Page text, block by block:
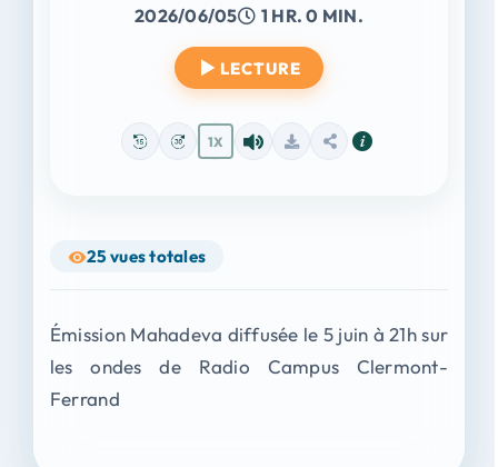
2026/06/05 1 HR. 0 MIN.
LECTURE
1X
25 vues totales
Émission Mahadeva diffusée le 5 juin à 21h sur
les ondes de Radio Campus Clermont-
Ferrand